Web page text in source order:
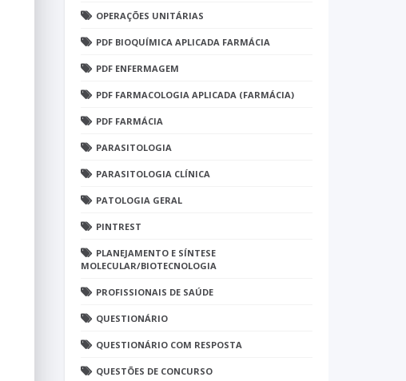
OPERAÇÕES UNITÁRIAS
PDF BIOQUÍMICA APLICADA FARMÁCIA
PDF ENFERMAGEM
PDF FARMACOLOGIA APLICADA (FARMÁCIA)
PDF FARMÁCIA
PARASITOLOGIA
PARASITOLOGIA CLÍNICA
PATOLOGIA GERAL
PINTREST
PLANEJAMENTO E SÍNTESE
MOLECULAR/BIOTECNOLOGIA
PROFISSIONAIS DE SAÚDE
QUESTIONÁRIO
QUESTIONÁRIO COM RESPOSTA
QUESTÕES DE CONCURSO